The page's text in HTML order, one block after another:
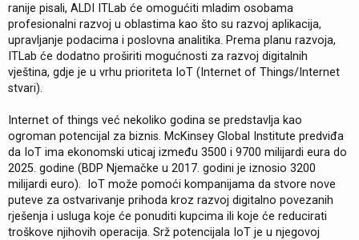
ranije pisali, ALDI ITLab će omogućiti mladim osobama
profesionalni razvoj u oblastima kao što su razvoj aplikacija,
upravljanje podacima i poslovna analitika. Prema planu razvoja,
ITLab će dodatno proširiti mogućnosti za razvoj digitalnih
vještina, gdje je u vrhu prioriteta IoT (Internet of Things/Internet
stvari).
Internet of things već nekoliko godina se predstavlja kao
ogroman potencijal za biznis. McKinsey Global Institute predviđa
da IoT ima ekonomski uticaj između 3500 i 9700 milijardi eura do
2025. godine (BDP Njemačke u 2017. godini je iznosio 3200
milijardi euro). IoT može pomoći kompanijama da stvore nove
puteve za ostvarivanje prihoda kroz razvoj digitalno povezanih
rješenja i usluga koje će ponuditi kupcima ili koje će reducirati
troškove njihovih operacija. Srž potencijala IoT je u njegovoj